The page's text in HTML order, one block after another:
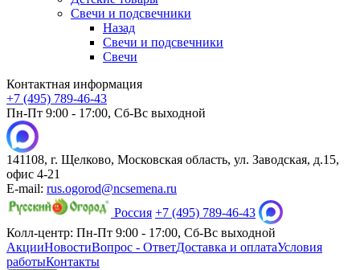
Свечи и подсвечники
Назад
Свечи и подсвечники
Свечи
Контактная информация
+7 (495) 789-46-43
Пн-Пт 9:00 - 17:00, Сб-Вс выходной
141108, г. Щелково, Московская область, ул. Заводская, д.15,
офис 4-21
E-mail: rus.ogorod@ncsemena.ru
Россия +7 (495) 789-46-43
Колл-центр: Пн-Пт 9:00 - 17:00, Сб-Вс выходной
АкцииНовостиВопрос - ОтветДоставка и оплатаУсловия
работыКонтакты